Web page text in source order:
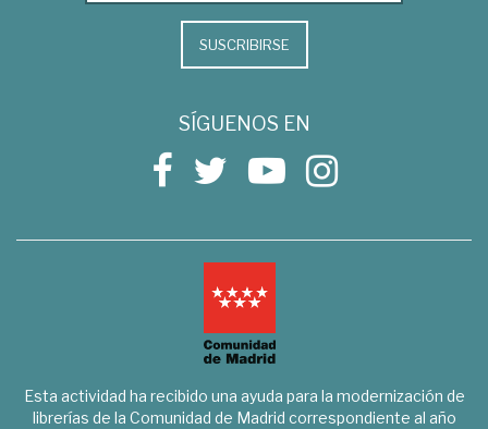
SUSCRIBIRSE
SÍGUENOS EN
Esta actividad ha recibido una ayuda para la modernización de
librerías de la Comunidad de Madrid correspondiente al año